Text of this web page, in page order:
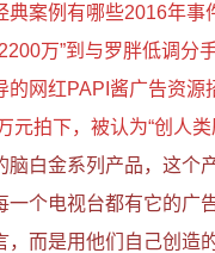
典案例有哪些2016年事
万”到与罗胖低调分
的网红PAPI酱广告资源
元拍下，被认为“创人类
脑白金系列产品，这个
一个电视台都有它的广
，而是用他们自己创造